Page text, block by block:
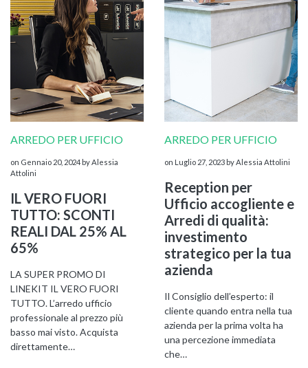
ARREDO PER UFFICIO
on Gennaio 20, 2024 by Alessia
Attolini
IL VERO FUORI
TUTTO: SCONTI
REALI DAL 25% AL
65%
LA SUPER PROMO DI
LINEKIT IL VERO FUORI
TUTTO. L’arredo ufficio
professionale al prezzo più
basso mai visto. Acquista
direttamente…
ARREDO PER UFFICIO
on Luglio 27, 2023 by Alessia Attolini
Reception per
Ufficio accogliente e
Arredi di qualità:
investimento
strategico per la tua
azienda
Il Consiglio dell’esperto: il
cliente quando entra nella tua
azienda per la prima volta ha
una percezione immediata
che…